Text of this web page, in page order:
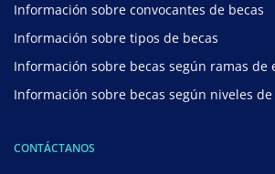
Información sobre convocantes de becas
Información sobre tipos de becas
Información sobre becas según ramas de
Información sobre becas según niveles
CONTÁCTANOS